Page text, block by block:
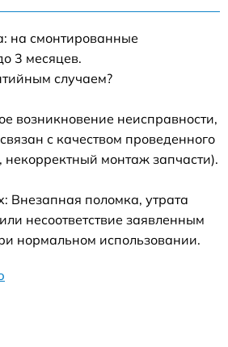
на смонтированные
3 месяцев.
случаем?
возникновение неисправности,
с качеством проведенного
монтаж запчасти).
Внезапная поломка, утрата
несоответствие заявленным
нормальном использовании.